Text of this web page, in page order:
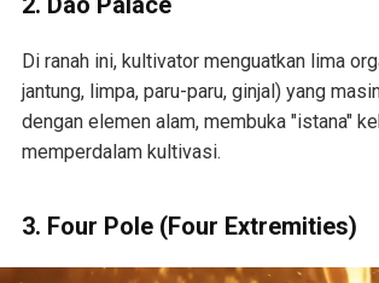
Di ranah ini, kultivator menguatkan lima
jantung, limpa, paru-paru, ginjal) yang
dengan elemen alam, membuka "istana"
memperdalam kultivasi.
3. Four Pole (Four Extremities)